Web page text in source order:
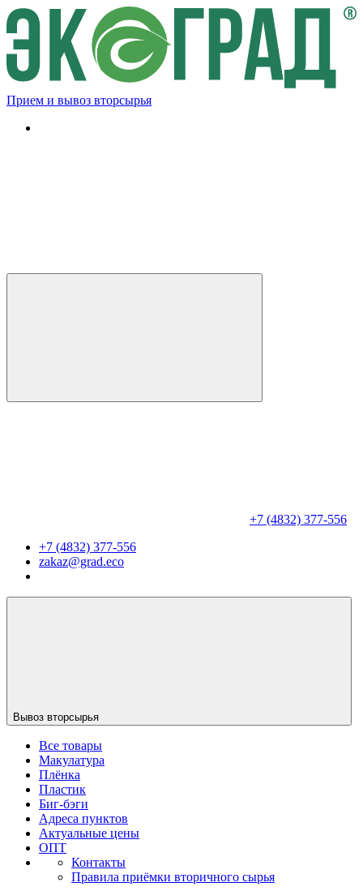
Прием и вывоз вторсырья
+7 (4832) 377-556
+7 (4832) 377-556
zakaz@grad.eco
Вывоз вторсырья
Все товары
Макулатура
Плёнка
Пластик
Биг-бэги
Адреса пунктов
Актуальные цены
ОПТ
Контакты
Правила приёмки вторичного сырья